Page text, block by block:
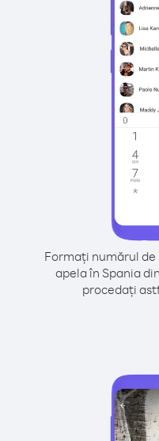
Formați numărul
apela în Spania
procedați